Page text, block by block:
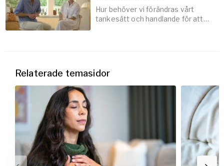
10min
10 min
Hur behöver vi förändras vårt
tankesätt och handlande för att
Relaterade temasidor